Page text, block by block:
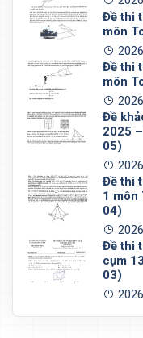
Đề thi
môn
Đề thi
môn
Đề
2025
05)
Đề thi
1 môn
04)
Đề thi
cụm
03)